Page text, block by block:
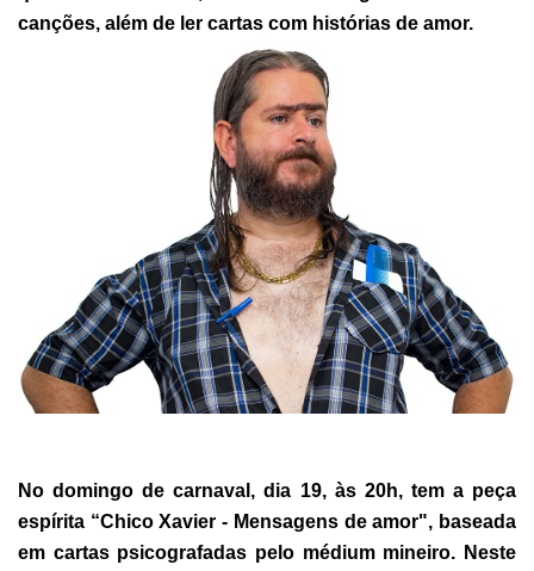
canções, além de ler cartas com histórias de amor.
No domingo de carnaval, dia 19, às 20h, tem a peça
espírita “Chico Xavier - Mensagens de amor", baseada
em cartas psicografadas pelo médium mineiro. Neste